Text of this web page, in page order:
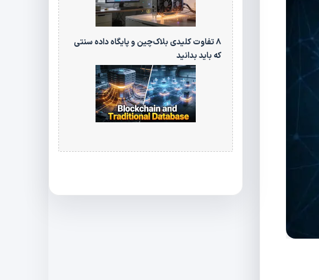
۸ تفاوت کلیدی بلاک‌چین و پایگاه‌ داده سنتی
که باید بدانید